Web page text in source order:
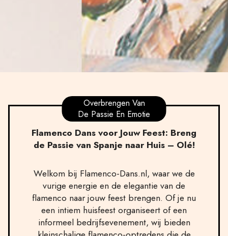
Overbrengen Van
De Passie En Emotie
Flamenco Dans voor Jouw Feest: Breng
de Passie van Spanje naar Huis – Olé!
Welkom bij Flamenco-Dans.nl, waar we de
vurige energie en de elegantie van de
flamenco naar jouw feest brengen. Of je nu
een intiem huisfeest organiseert of een
informeel bedrijfsevenement, wij bieden